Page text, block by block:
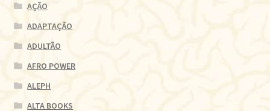
AÇÃO
ADAPTAÇÃO
ADULTÃO
AFRO POWER
ALEPH
ALTA BOOKS